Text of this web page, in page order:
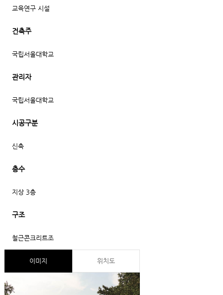
교육연구 시설
건축주
국립서울대학교
관리자
국립서울대학교
시공구분
신축
층수
지상 3층
구조
철근콘크리트조
이미지 위치도